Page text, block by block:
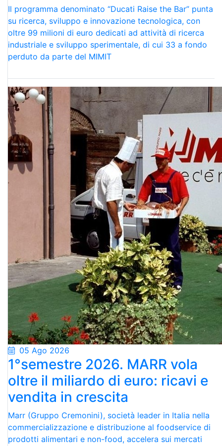
Il programma denominato “Ducati Raise the Bar” punta
su ricerca, sviluppo e innovazione tecnologica, con
oltre 99 milioni di euro dedicati ad attività di ricerca
industriale e sviluppo sperimentale, di cui 33 a fondo
perduto da parte del MIMIT
05 Ago 2026
1°semestre 2026. MARR vola
oltre il miliardo di euro: ricavi e
vendita in crescita
Marr (Gruppo Cremonini), società leader in Italia nella
commercializzazione e distribuzione al foodservice di
prodotti alimentari e non-food, accelera sui mercati